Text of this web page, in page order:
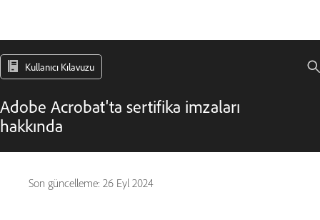
Kullanıcı Kılavuzu
Adobe Acrobat'ta sertifika imzaları
hakkında
Son güncelleme: 26 Eyl 2024